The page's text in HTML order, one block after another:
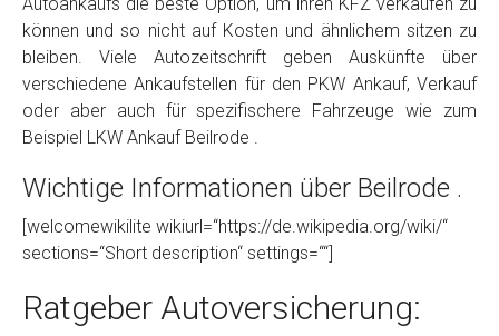
Fertig
Wie viel ist 10+2 ?*
können und so nicht auf Kosten und ähnlichem sitzen zu
bleiben. Viele Autozeitschrift geben Auskünfte über
verschiedene Ankaufstellen für den PKW Ankauf, Verkauf
oder aber auch für spezifischere Fahrzeuge wie zum
Beispiel LKW Ankauf Beilrode .
Wichtige Informationen über Beilrode .
[welcomewikilite wikiurl=“https://de.wikipedia.org/wiki/“
sections=“Short description“ settings=““]
Ratgeber Autoversicherung: